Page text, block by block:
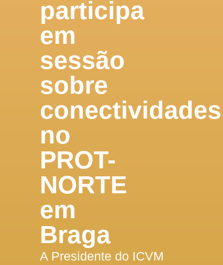
participa
em
sessão
sobre
conectividades
no
PROT-
NORTE
em
Braga
A Presidente do ICVM